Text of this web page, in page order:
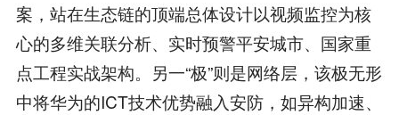
案，站在生态链的顶端总体设计以视频监控为核
心的多维关联分析、实时预警平安城市、国家重
点工程实战架构。另一“极”则是网络层，该极无形
中将华为的ICT技术优势融入安防，如异构加速、